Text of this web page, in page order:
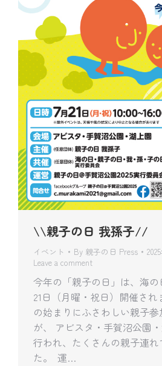
\\親子の日 我孫子//
イベント By 親子の日 Press
Leave a comment
今年の「親子の日」は、海の
21日（月曜・祝日）開催さ
の始まりにふさわしい親子参
が、 アビスタ・手賀沼公園
行われ、たくさんの親子連
た。 運…